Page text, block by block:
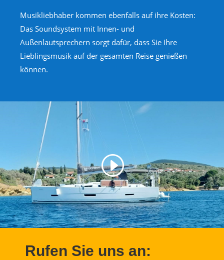
Musikliebhaber kommen ebenfalls auf ihre Kosten:
Das Soundsystem mit Innen- und
Außenlautsprechern sorgt dafür, dass Sie Ihre
Lieblingsmusik auf der gesamten Reise genießen
können.
Rufen Sie uns an: